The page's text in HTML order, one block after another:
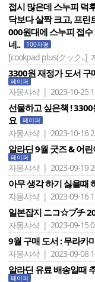
접시 많은데 스누피 덕
닥보다 살짝 크고, 프린
000원대에 스누피 접
네..
100자평
[cookpad plus(クック..]
3300원 재정가 도서 구
페이퍼
자몽샤샥 | 2023-10-25
선물하고 싶은책 !
요
페이퍼
자몽샤샥 | 2023-10-16
알라딘 9월 굿즈 & 어
페이퍼
자몽샤샥 | 2023-09-19
아무 생각 하기 싫을때
자몽샤샥 | 2023-09-16
일본잡지 ニコ☆プチ
자몽샤샥 | 2023-09-15
9월 구매 도서 : 무라카
자몽샤샥 | 2023-09-08
알라딘 유료 배송일때
페이퍼